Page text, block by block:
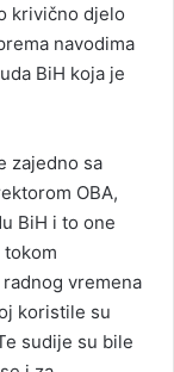
krivično djelo
navodima
BiH koja je
zajedno sa
OBA,
BiH i to one
vremena
koristile su
sudije su bile